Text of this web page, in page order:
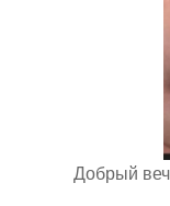
Добрый